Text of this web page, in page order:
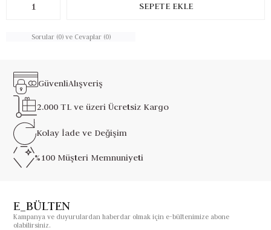
Sorular (0) ve Cevaplar (0)
GüvenliAlışveriş
2.000 TL ve üzeriÜcretsiz Kargo
Kolay İade ve Değişim
%100 Müşteri Memnuniyeti
E_BÜLTEN
Kampanya ve duyurulardan haberdar olmak için e-bültenimize abone
olabilirsiniz.